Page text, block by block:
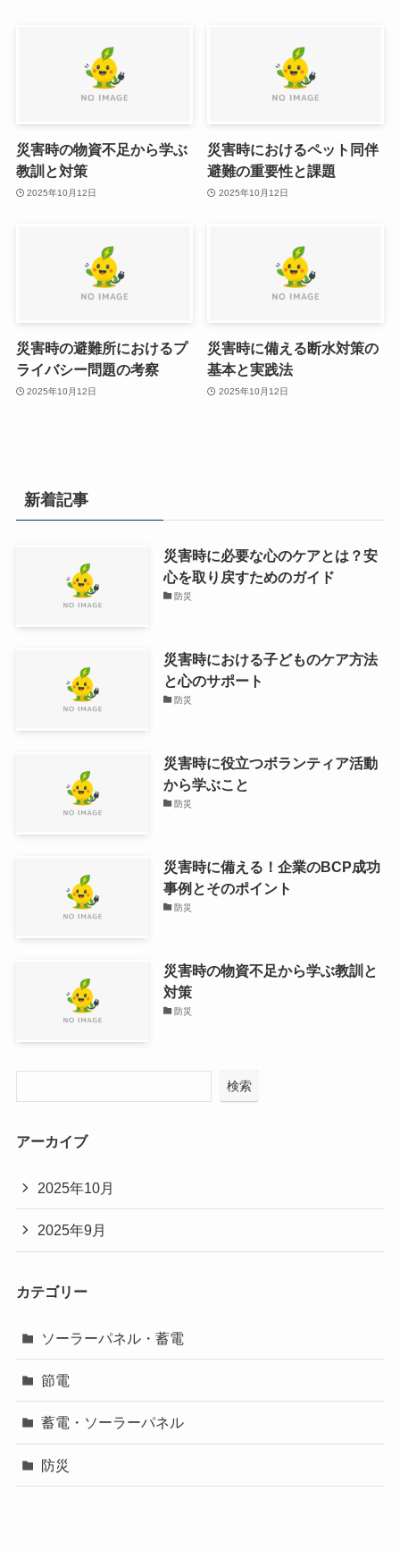
災害時の物資不足から学ぶ
教訓と対策
2025年10月12日
災害時におけるペット同伴
避難の重要性と課題
2025年10月12日
災害時の避難所におけるプ
ライバシー問題の考察
2025年10月12日
災害時に備える断水対策の
基本と実践法
2025年10月12日
新着記事
災害時に必要な心のケアとは？安
心を取り戻すためのガイド
防災
災害時における子どものケア方法
と心のサポート
防災
災害時に役立つボランティア活動
から学ぶこと
防災
災害時に備える！企業のBCP成功
事例とそのポイント
防災
災害時の物資不足から学ぶ教訓と
対策
防災
検索
アーカイブ
2025年10月
2025年9月
カテゴリー
ソーラーパネル・蓄電
節電
蓄電・ソーラーパネル
防災